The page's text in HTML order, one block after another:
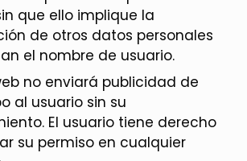
que ello implique la
de otros datos personales
el nombre de usuario.
no enviará publicidad de
al usuario sin su
El usuario tiene derecho
su permiso en cualquier